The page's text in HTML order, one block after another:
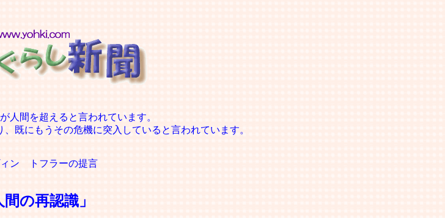
人間を超えると言われています。
既にもうその危機に突入していると言われています。
ン トフラーの提言
間の再認識」